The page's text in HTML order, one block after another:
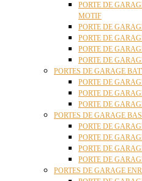
PORTE DE
MOTIF
PORTE DE
PORTE DE
PORTE DE
PORTE DE
PORTES DE GARAGE
PORTE DE
PORTE DE
PORTE DE
PORTES DE GARAGE
PORTE DE
PORTE DE
PORTE DE
PORTE DE
PORTES DE GARAGE